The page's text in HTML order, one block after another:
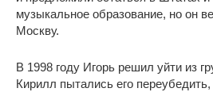
музыкальное образование, но он
Москву.
В 1998 году Игорь решил уйти из
Кирилл пытались его